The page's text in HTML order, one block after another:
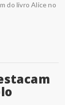
do livro Alice no